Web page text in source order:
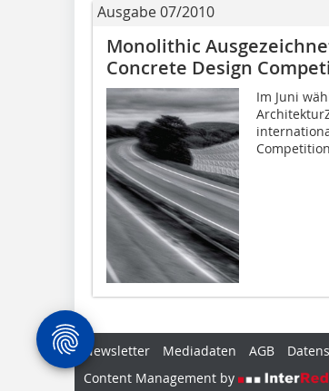
Ausgabe 07/2010
Monolithic
Concrete Design
Im Juni
Newsletter Mediadaten AGB
Content Management by